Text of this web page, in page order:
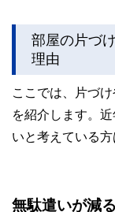
部屋の片づ
理由
ここでは、片づ
を紹介します。
いと考えている方
無駄遣いが減る